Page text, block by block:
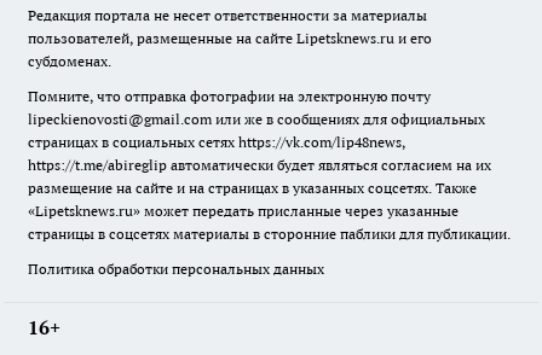
Редакция портала не несет ответственности за материалы
пользователей, размещенные на сайте Lipetsknews.ru и его
субдоменах.
Помните, что отправка фотографии на электронную почту
lipeckienovosti@gmail.com или же в сообщениях для официальных
страницах в социальных сетях https://vk.com/lip48news,
https://t.me/abireglip автоматически будет являться согласием на их
размещение на сайте и на страницах в указанных соцсетях. Также
«Lipetsknews.ru» может передать присланные через указанные
страницы в соцсетях материалы в сторонние паблики для публикации.
Политика обработки персональных данных
16+